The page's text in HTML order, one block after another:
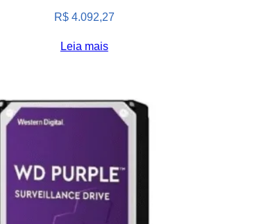
R$4.092,27
Leia mais